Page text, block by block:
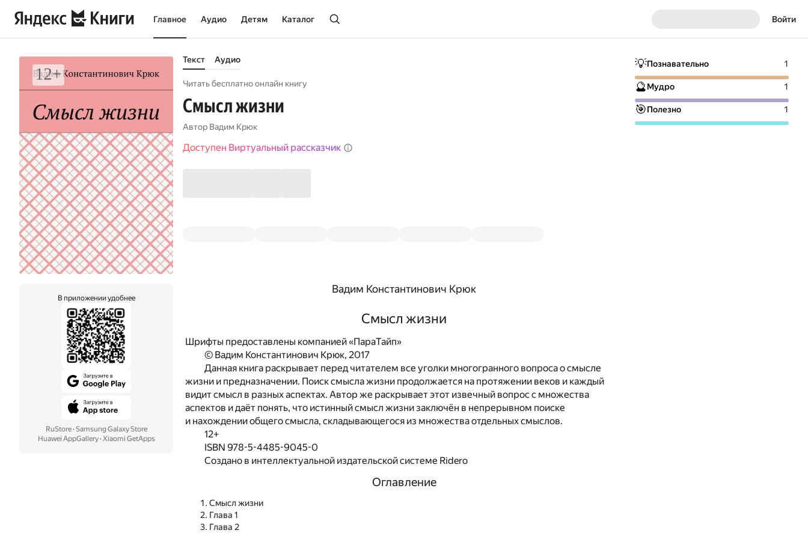
Главное Аудио Детям Каталог Войти
В приложении удобнее
RuStore· Samsung Galaxy Store
Huawei AppGallery· Xiaomi GetApps
Текст Аудио
Читать бесплатно онлайн книгу
Смысл жизни
Автор Вадим Крюк
Доступен Виртуальный рассказчик
Вадим Константинович Крюк
Смысл жизни
Шрифты предоставлены компанией «ПараТайп»
© Вадим Константинович Крюк, 2017
Данная книга раскрывает перед читателем все уголки многогранного вопроса о смысле
жизни и предназначении. Поиск смысла жизни продолжается на протяжении веков и каждый
видит смысл в разных аспектах. Автор же раскрывает этот извечный вопрос с множества
аспектов и даёт понять, что истинный смысл жизни заключён в непрерывном поиске
и нахождении общего смысла, складывающегося из множества отдельных смыслов.
12+
ISBN 978-5-4485-9045-0
Создано в интеллектуальной издательской системе Ridero
Оглавление
Смысл жизни
Глава 1
Глава 2
💡Познавательно 1
🔮Мудро 1
🎯Полезно 1